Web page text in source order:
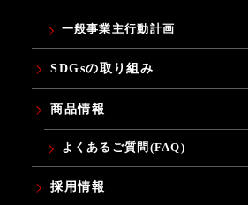
一般事業主行動計画
SDGsの取り組み
商品情報
よくあるご質問(FAQ)
採用情報